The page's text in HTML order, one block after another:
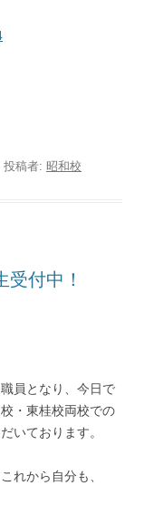
投稿者: 昭和校
付中！
員となり、今日で
・東桂校両校での
いております。
れから自分も、